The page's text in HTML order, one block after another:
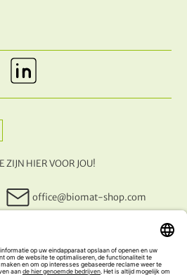
ZIJN HIER VOOR JOU!
office@biomat-shop.com